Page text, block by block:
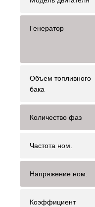
Генератор
Объем топливного
бака
Количество фаз
Частота ном.
Напряжение ном.
Коэффициент